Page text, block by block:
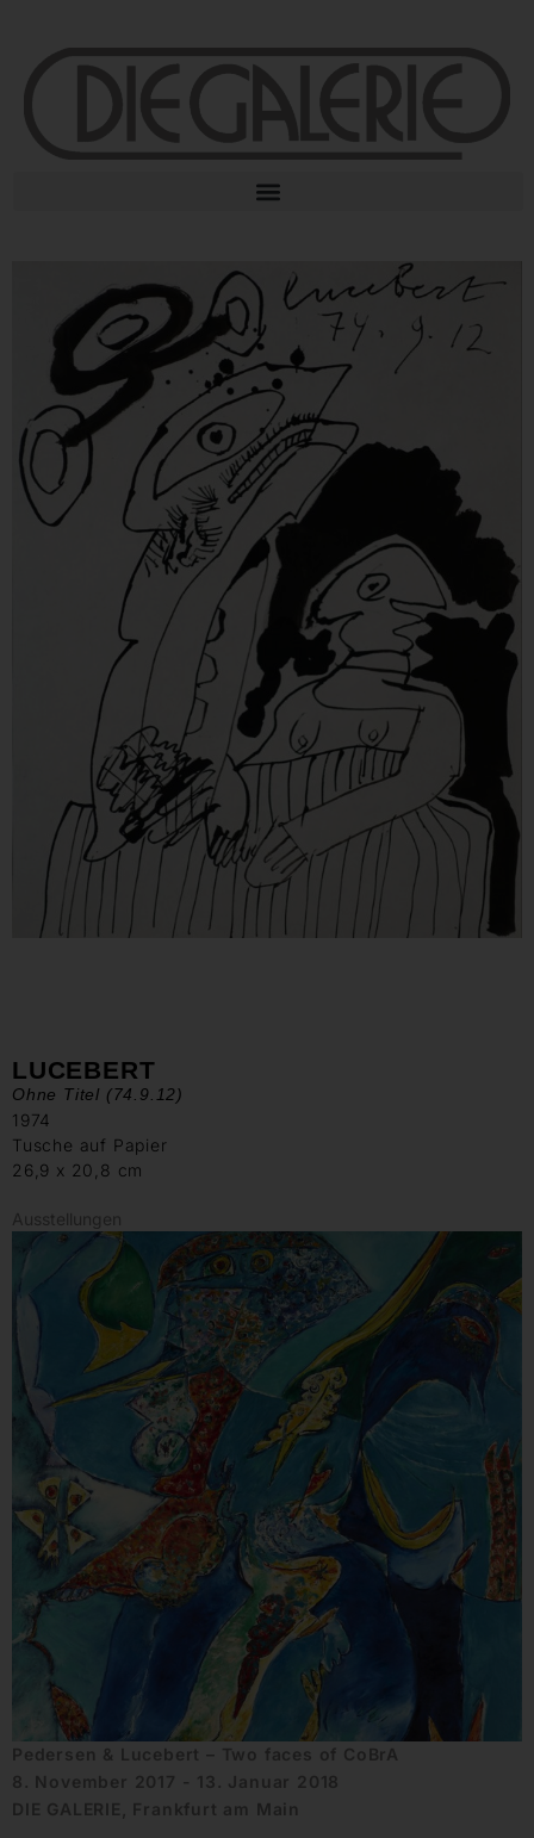
LUCEBERT
Ohne Titel (74.9.12)
1974
Tusche auf Papier
26,9 x 20,8 cm
Ausstellungen
Pedersen & Lucebert – Two faces of CoBrA
8. November 2017 - 13. Januar 2018
DIE GALERIE, Frankfurt am Main